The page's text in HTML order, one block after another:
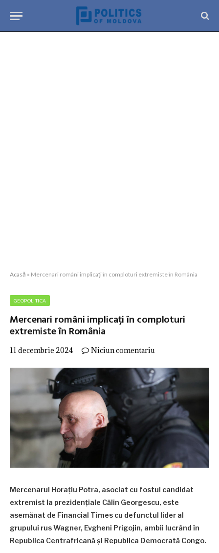
Acasă » Mercenari români implicați în comploturi extremiste în România
GEOPOLITICA
Mercenari români implicați în comploturi
extremiste în România
11 decembrie 2024 Niciun comentariu
Mercenarul Horațiu Potra, asociat cu fostul candidat
extremist la prezidențiale Călin Georgescu, este
asemănat de Financial Times cu defunctul lider al
grupului rus Wagner, Evgheni Prigojin, ambii lucrând în
Republica Centrafricană și Republica Democrată Congo.